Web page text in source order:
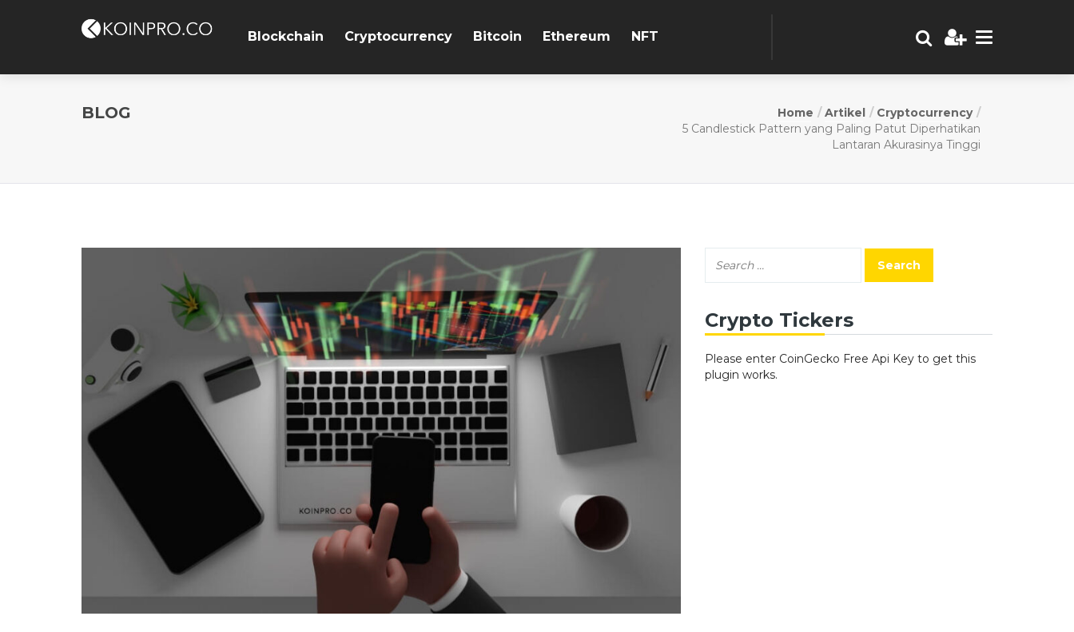
Blockchain Cryptocurrency Bitcoin Ethereum NFT
BLOG Home Artikel
Cryptocurrency
5 Candlestick Pattern yang Paling Patut Diperhatikan
Lantaran Akurasinya Tinggi
Crypto Tickers
Please enter CoinGecko Free Api Key to get this
plugin works.